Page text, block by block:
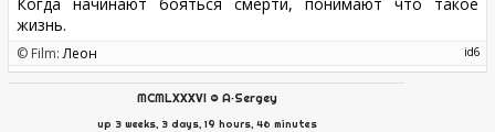
жизнь.
6
© Film:Леон
MCMLXXXVI © A·Sergey
up 3 weeks, 3 days, 19 hours, 46 minutes